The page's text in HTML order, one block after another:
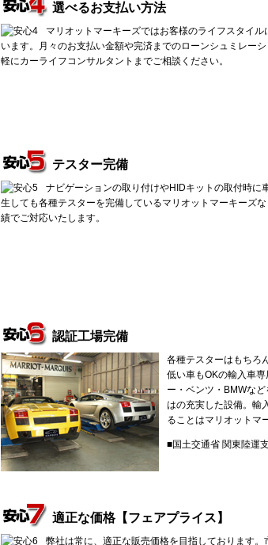
選べるお支払い方法
マリオットマーキーズではお客様のライフスタイ
います。月々のお支払い金額や完済までのローンシュミレー
軽にカーライフコンサルタントまでご相談ください。
テスター完備
ナビゲーションの取り付けやHIDキットの取付時に
生しても各種テスターを完備しているマリオットマーキーズ
績でご対応いたします。
認証工場完備
各種テスターはもちろ
低い車もOKの輸入車
ー・ベンツ・BMWな
はの充実した設備。輸
ることはマリオットマ
■国土交通省 関東陸運
適正な価格【フェアプライス】
弊社は常に、適正な販売価格を目指しております